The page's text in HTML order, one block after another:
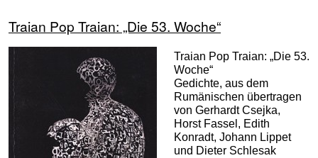
Traian Pop Traian: „Die 53. Woche“
Traian Pop Traian: „Die 53.
Woche“
Gedichte, aus dem
Rumänischen übertragen
von Gerhardt Csejka,
Horst Fassel, Edith
Konradt, Johann Lippet
und Dieter Schlesak